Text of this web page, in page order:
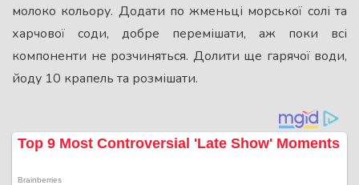
молоко кольору. Додати по жменьці морської солі та
харчової соди, добре перемішати, аж поки всі
компоненти не розчиняться. Долити ще гарячої води,
йоду 10 крапель та розмішати.